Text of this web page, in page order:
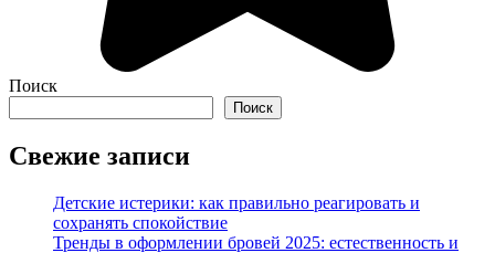
Поиск
Поиск
Свежие записи
Детские истерики: как правильно реагировать и
сохранять спокойствие
Тренды в оформлении бровей 2025: естественность и